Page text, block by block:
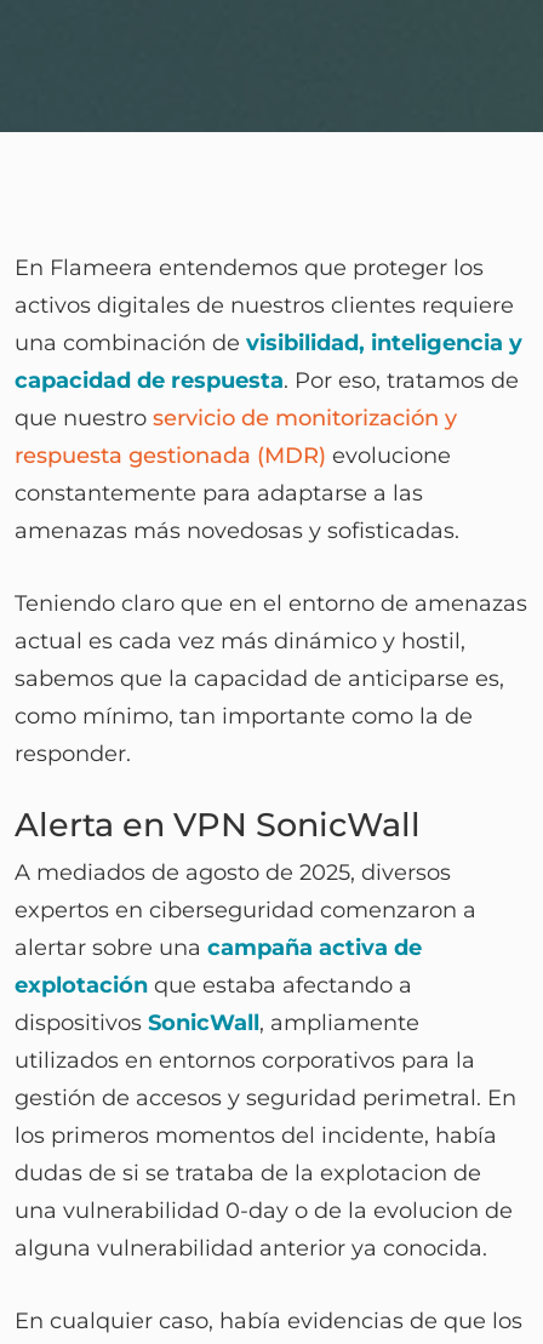
En Flameera entendemos que proteger los
activos digitales de nuestros clientes requiere
una combinación de visibilidad, inteligencia y
capacidad de respuesta. Por eso, tratamos de
que nuestro servicio de monitorización y
respuesta gestionada (MDR) evolucione
constantemente para adaptarse a las
amenazas más novedosas y sofisticadas.
Teniendo claro que en el entorno de amenazas
actual es cada vez más dinámico y hostil,
sabemos que la capacidad de anticiparse es,
como mínimo, tan importante como la de
responder.
Alerta en VPN SonicWall
A mediados de agosto de 2025, diversos
expertos en ciberseguridad comenzaron a
alertar sobre una campaña activa de
explotación que estaba afectando a
dispositivos SonicWall, ampliamente
utilizados en entornos corporativos para la
gestión de accesos y seguridad perimetral. En
los primeros momentos del incidente, había
dudas de si se trataba de la explotacion de
una vulnerabilidad 0-day o de la evolucion de
alguna vulnerabilidad anterior ya conocida.
En cualquier caso, había evidencias de que los